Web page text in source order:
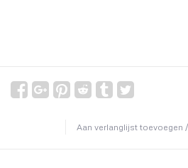
Aan verlanglijst toevoegen /